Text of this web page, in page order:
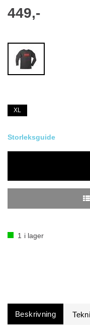
449,-
XL
1 i lager
Beskrivning